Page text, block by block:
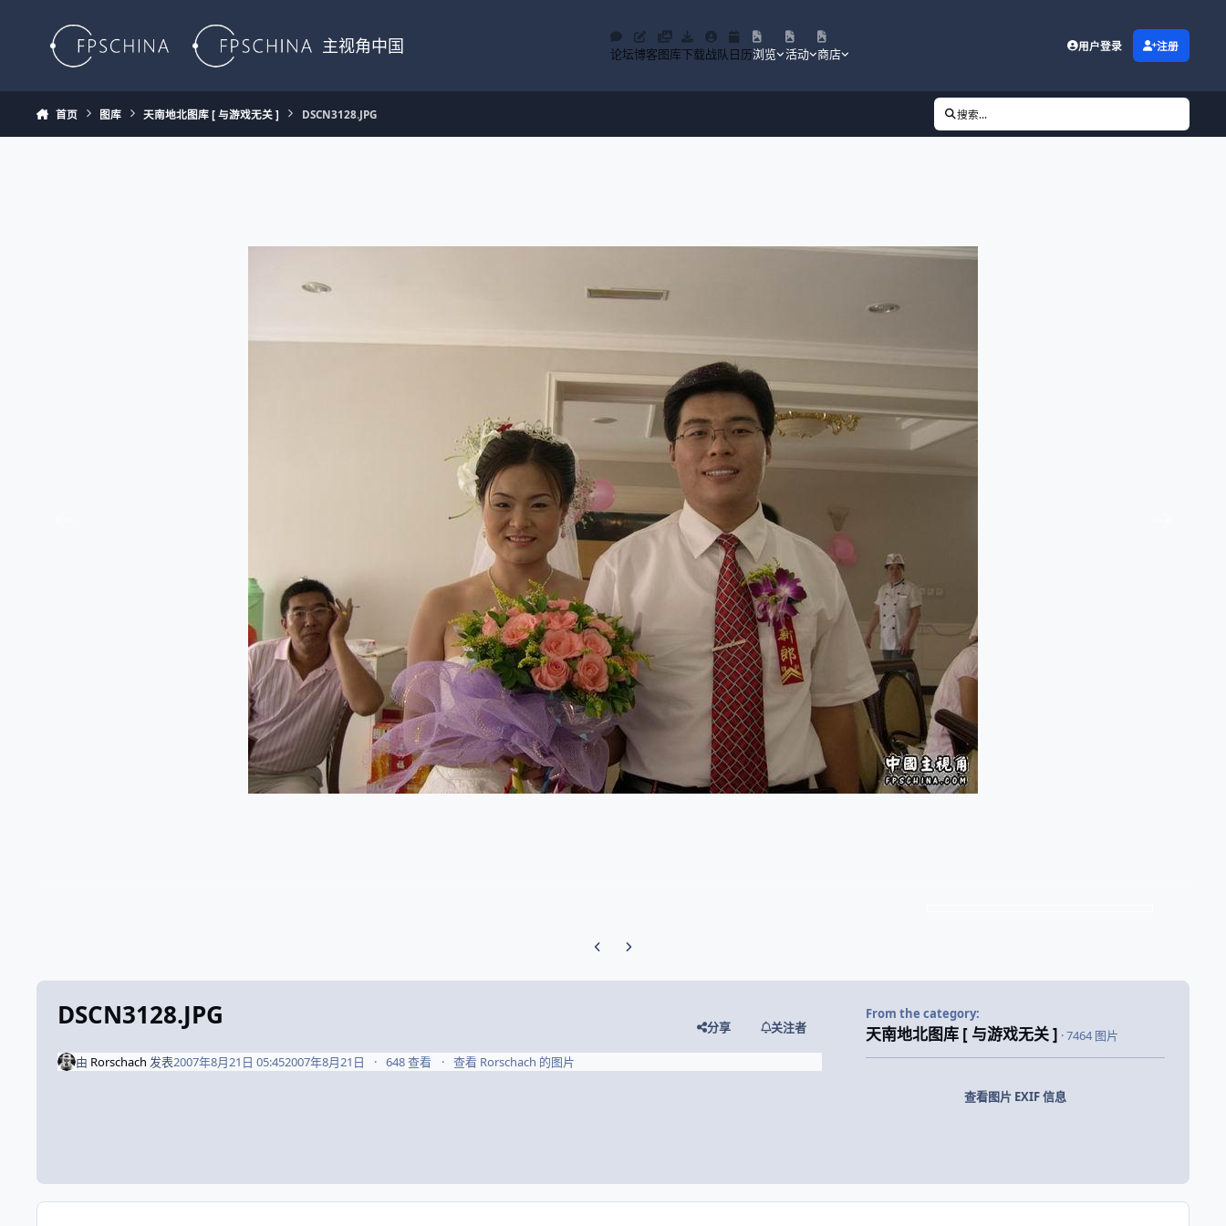
主视角中国 论坛博客图库下载战队 日历浏览 活动 商店
用户登录 注册
首页 图库 天南地北图库 [ 与游戏无关 ] DSCN3128.JPG 搜索...
Previous carousel slide
Next carousel slide
DSCN3128.JPG 分享 关注者
由 Rorschach 发表2007年8月21日 05:452007年8月21日 648 查看 查看 Rorschach 的图片
From the category:
天南地北图库 [ 与游戏无关 ] · 7464 图片
查看图片 EXIF 信息